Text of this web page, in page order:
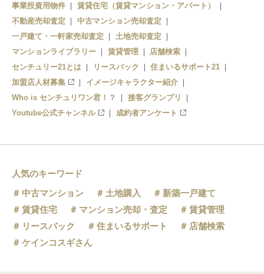
事業投資用物件
賃貸住宅（賃貸マンション・アパート）
不動産売却査定
中古マンション売却査定
一戸建て・一軒家売却査定
土地売却査定
マンションライブラリー
賃貸管理
店舗検索
センチュリー21とは
リースバック
住まいるサポート21
加盟店人材募集
イメージキャラクター紹介
Who is センチュリワン君！？
接客グランプリ
Youtube公式チャンネル
成約者アンケート
人気のキーワード
中古マンション
土地購入
新築一戸建て
賃貸住宅
マンション売却・査定
賃貸管理
リースバック
住まいるサポート
店舗検索
ケインコスギさん